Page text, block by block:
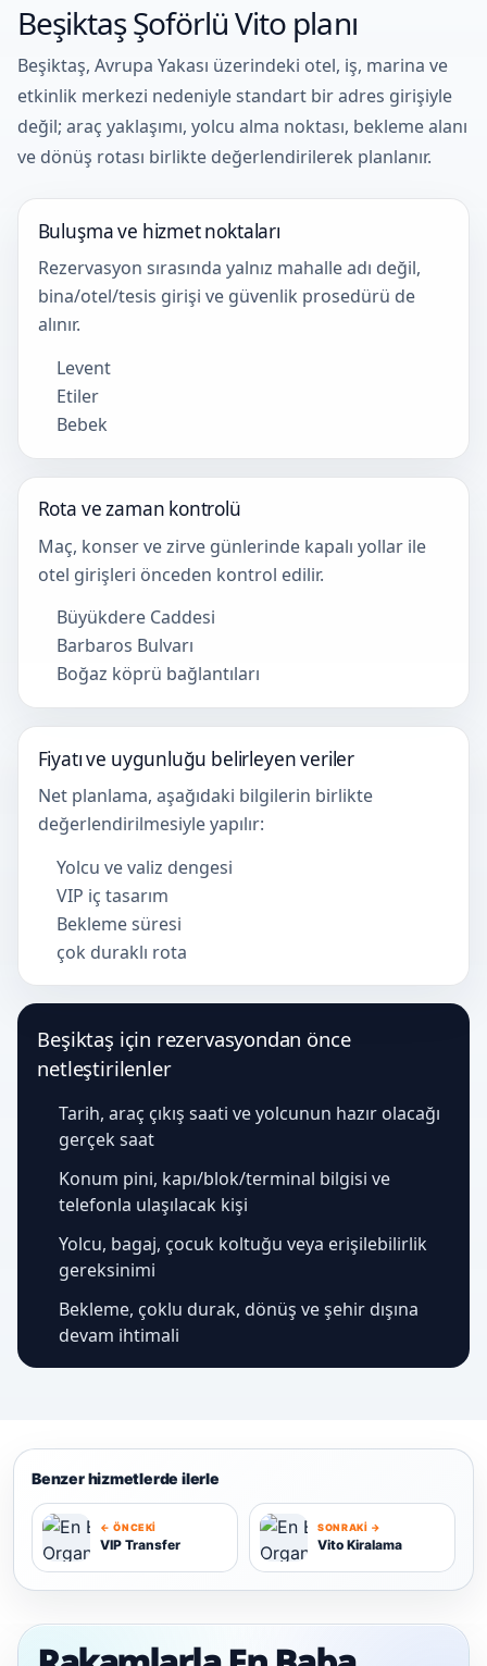
Beşiktaş Şoförlü Vito planı
Beşiktaş, Avrupa Yakası üzerindeki otel, iş, marina ve
etkinlik merkezi nedeniyle standart bir adres girişiyle
değil; araç yaklaşımı, yolcu alma noktası, bekleme alanı
ve dönüş rotası birlikte değerlendirilerek planlanır.
Buluşma ve hizmet noktaları
Rezervasyon sırasında yalnız mahalle adı değil,
bina/otel/tesis girişi ve güvenlik prosedürü de
alınır.
Levent
Etiler
Bebek
Rota ve zaman kontrolü
Maç, konser ve zirve günlerinde kapalı yollar ile
otel girişleri önceden kontrol edilir.
Büyükdere Caddesi
Barbaros Bulvarı
Boğaz köprü bağlantıları
Fiyatı ve uygunluğu belirleyen veriler
Net planlama, aşağıdaki bilgilerin birlikte
değerlendirilmesiyle yapılır:
Yolcu ve valiz dengesi
VIP iç tasarım
Bekleme süresi
çok duraklı rota
Beşiktaş için rezervasyondan önce
netleştirilenler
Tarih, araç çıkış saati ve yolcunun hazır olacağı
gerçek saat
Konum pini, kapı/blok/terminal bilgisi ve
telefonla ulaşılacak kişi
Yolcu, bagaj, çocuk koltuğu veya erişilebilirlik
gereksinimi
Bekleme, çoklu durak, dönüş ve şehir dışına
devam ihtimali
Benzer hizmetlerde ilerle
← ÖNCEKI
VIP Transfer
SONRAKI →
Vito Kiralama